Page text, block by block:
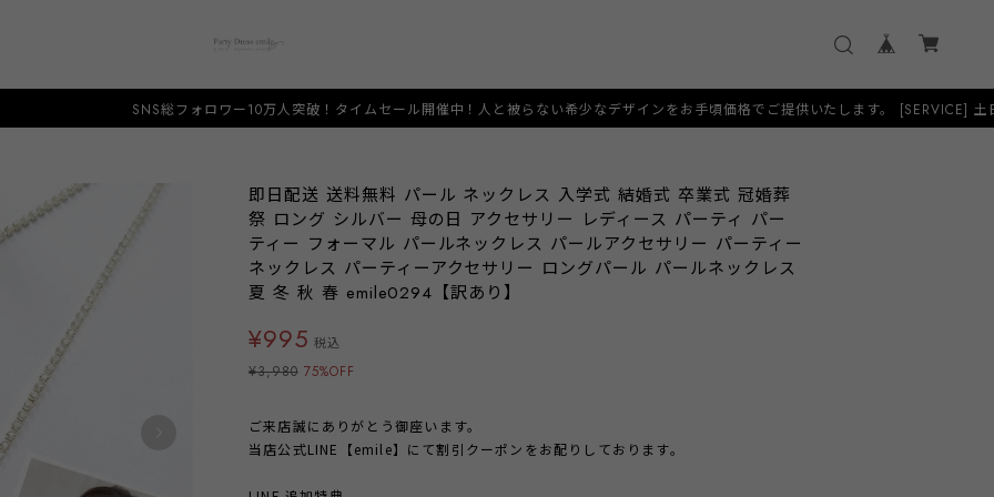
総フォロワー10万人突破！タイムセール開催中！人と被らない希少なデザインをお手頃価格でご提供いたします。 [SERVICE] 土日祝日も当日発送
即日配送 送料無料 パール ネックレス 入学式 結婚式 卒業式 冠婚葬
祭 ロング シルバー 母の日 アクセサリー レディース パーティ パー
ティー フォーマル パールネックレス パールアクセサリー パーティー
ネックレス パーティーアクセサリー ロングパール パールネックレス
夏 冬 秋 春 emile0294【訳あり】
¥995 税込
¥3,980 75%OFF
ご来店誠にありがとう御座います。
当店公式LINE【emile】にて割引クーポンをお配りしております。